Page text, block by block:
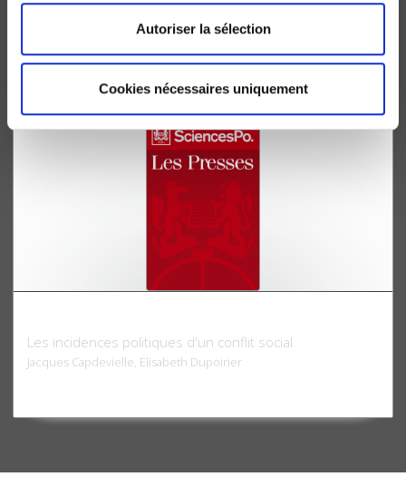
Autoriser la sélection
Cookies nécessaires uniquement
Les incidences politiques d'un conflit social
Jacques Capdevielle, Elisabeth Dupoirier